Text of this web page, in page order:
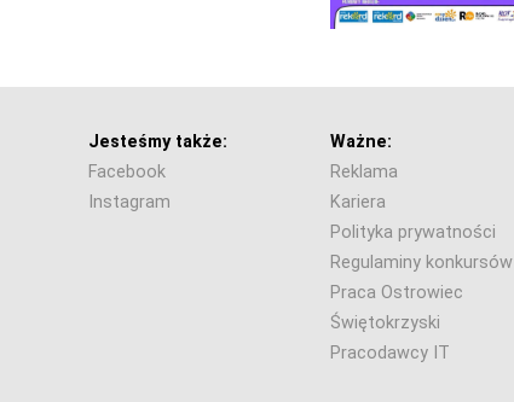
Jesteśmy także:
Facebook
Instagram
Ważne:
Reklama
Kariera
Polityka prywatności
Regulaminy konkursów
Praca Ostrowiec
Świętokrzyski
Pracodawcy IT